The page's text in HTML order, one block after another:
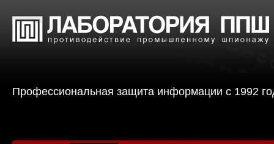
Профессиональная защита информации с